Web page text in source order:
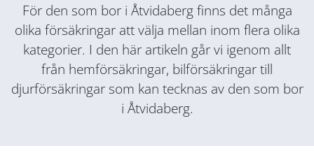
För den som bor i Åtvidaberg finns det många
olika försäkringar att välja mellan inom flera olika
kategorier. I den här artikeln går vi igenom allt
från hemförsäkringar, bilförsäkringar till
djurförsäkringar som kan tecknas av den som bor
i Åtvidaberg.